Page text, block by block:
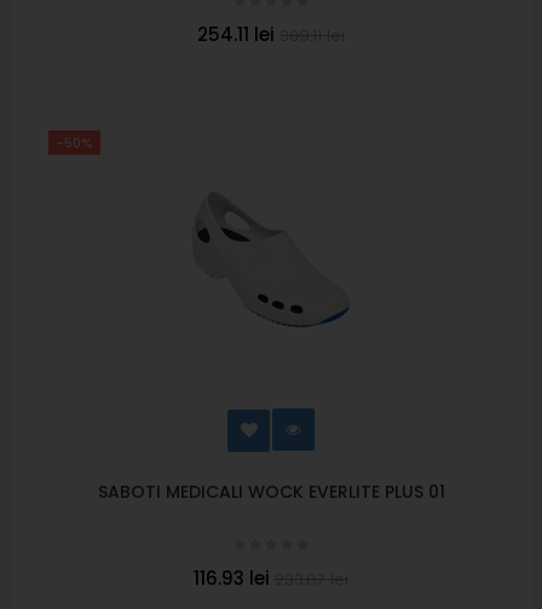
254.11 lei
-50%
SABOTI MEDICALI WOCK EVERLITE PLUS 01
116.93 lei